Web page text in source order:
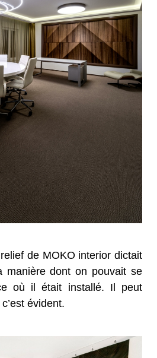
de MOKO interior dictait
manière dont on pouvait se
où il était installé. Il peut
évident.